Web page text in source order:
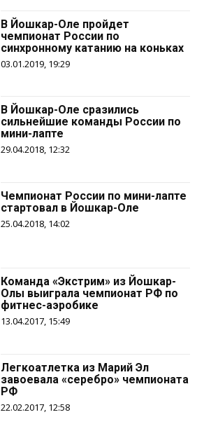
В Йошкар-Оле пройдет
чемпионат России по
синхронному катанию на коньках
03.01.2019, 19:29
В Йошкар-Оле сразились
сильнейшие команды России по
мини-лапте
29.04.2018, 12:32
Чемпионат России по мини-лапте
стартовал в Йошкар-Оле
25.04.2018, 14:02
Команда «Экстрим» из Йошкар-
Олы выиграла чемпионат РФ по
фитнес-аэробике
13.04.2017, 15:49
Легкоатлетка из Марий Эл
завоевала «серебро» чемпионата
РФ
22.02.2017, 12:58